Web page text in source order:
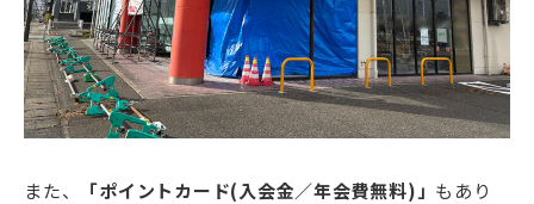
また、 「ポイントカード(入会金／年会費無料)」 もあり